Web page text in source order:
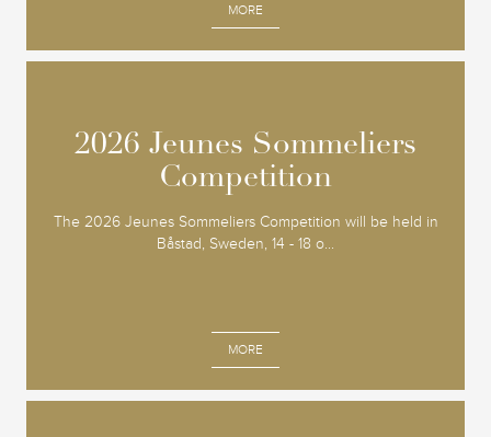
MORE
2026 Jeunes Sommeliers
Competition
The 2026 Jeunes Sommeliers Competition will be held in
Båstad, Sweden, 14 - 18 o...
MORE
2026 Jeunes Sommeliers
Competition